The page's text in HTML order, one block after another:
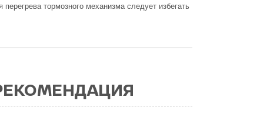
тормозного механизма следует избегать